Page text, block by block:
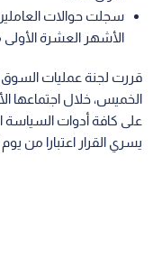
الأشهر العشرة الأولى
قررت لجنة عمليات السوق
يسري القرار اعتبارا من يوم الأحد